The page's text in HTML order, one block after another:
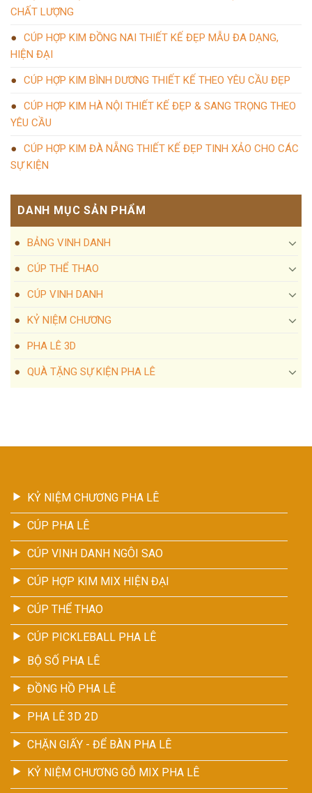
CHẤT LƯỢNG
CÚP HỢP KIM ĐỒNG NAI THIẾT KẾ ĐẸP MẪU ĐA DẠNG,
HIỆN ĐẠI
CÚP HỢP KIM BÌNH DƯƠNG THIẾT KẾ THEO YÊU CẦU ĐẸP
CÚP HỢP KIM HÀ NỘI THIẾT KẾ ĐẸP & SANG TRỌNG THEO
YÊU CẦU
CÚP HỢP KIM ĐÀ NẴNG THIẾT KẾ ĐẸP TINH XẢO CHO CÁC
SỰ KIỆN
DANH MỤC SẢN PHẨM
BẢNG VINH DANH
CÚP THỂ THAO
CÚP VINH DANH
KỶ NIỆM CHƯƠNG
PHA LÊ 3D
QUÀ TẶNG SỰ KIỆN PHA LÊ
KỶ NIỆM CHƯƠNG PHA LÊ
CÚP PHA LÊ
CÚP VINH DANH NGÔI SAO
CÚP HỢP KIM MIX HIỆN ĐẠI
CÚP THỂ THAO
CÚP PICKLEBALL PHA LÊ
BỘ SỐ PHA LÊ
ĐỒNG HỒ PHA LÊ
PHA LÊ 3D 2D
CHẶN GIẤY - ĐỂ BÀN PHA LÊ
KỶ NIỆM CHƯƠNG GỖ MIX PHA LÊ